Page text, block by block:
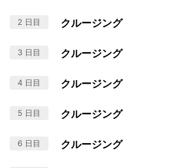
2 日目 クルージング
3 日目 クルージング
4 日目 クルージング
5 日目 クルージング
6 日目 クルージング